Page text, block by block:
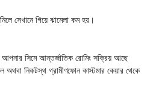
সেখানে গিয়ে ঝামেলা কম হয়।
আপনার সিমে আন্তর্জাতিক রোমিং সক্রিয় আছে
নিকটস্থ গ্রামীণফোন কাস্টমার কেয়ার থেকে